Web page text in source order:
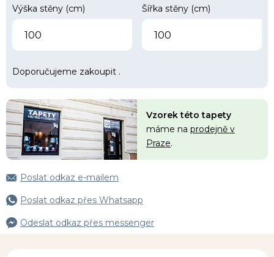
Výška stěny (cm) Šířka stěny (cm)
Doporučujeme zakoupit .
Vzorek této tapety
máme na prodejně v
Praze.
Poslat odkaz e-mailem
Poslat odkaz přes Whatsapp
Odeslat odkaz přes messenger